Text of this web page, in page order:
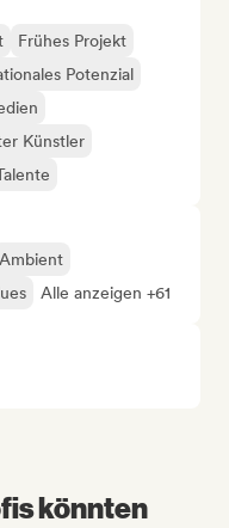
Frühes Projekt
Potenzial
Künstler
Ambient
Alle anzeigen +61
könnten